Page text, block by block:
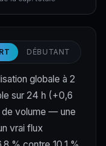
DÉBUTANT
globale à 2
sur 24 h (+0,6
de volume — une
vrai flux